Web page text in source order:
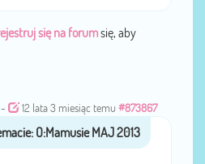
się na forumsię, aby
- 12 lata 3 miesiąc temu #873867
vika